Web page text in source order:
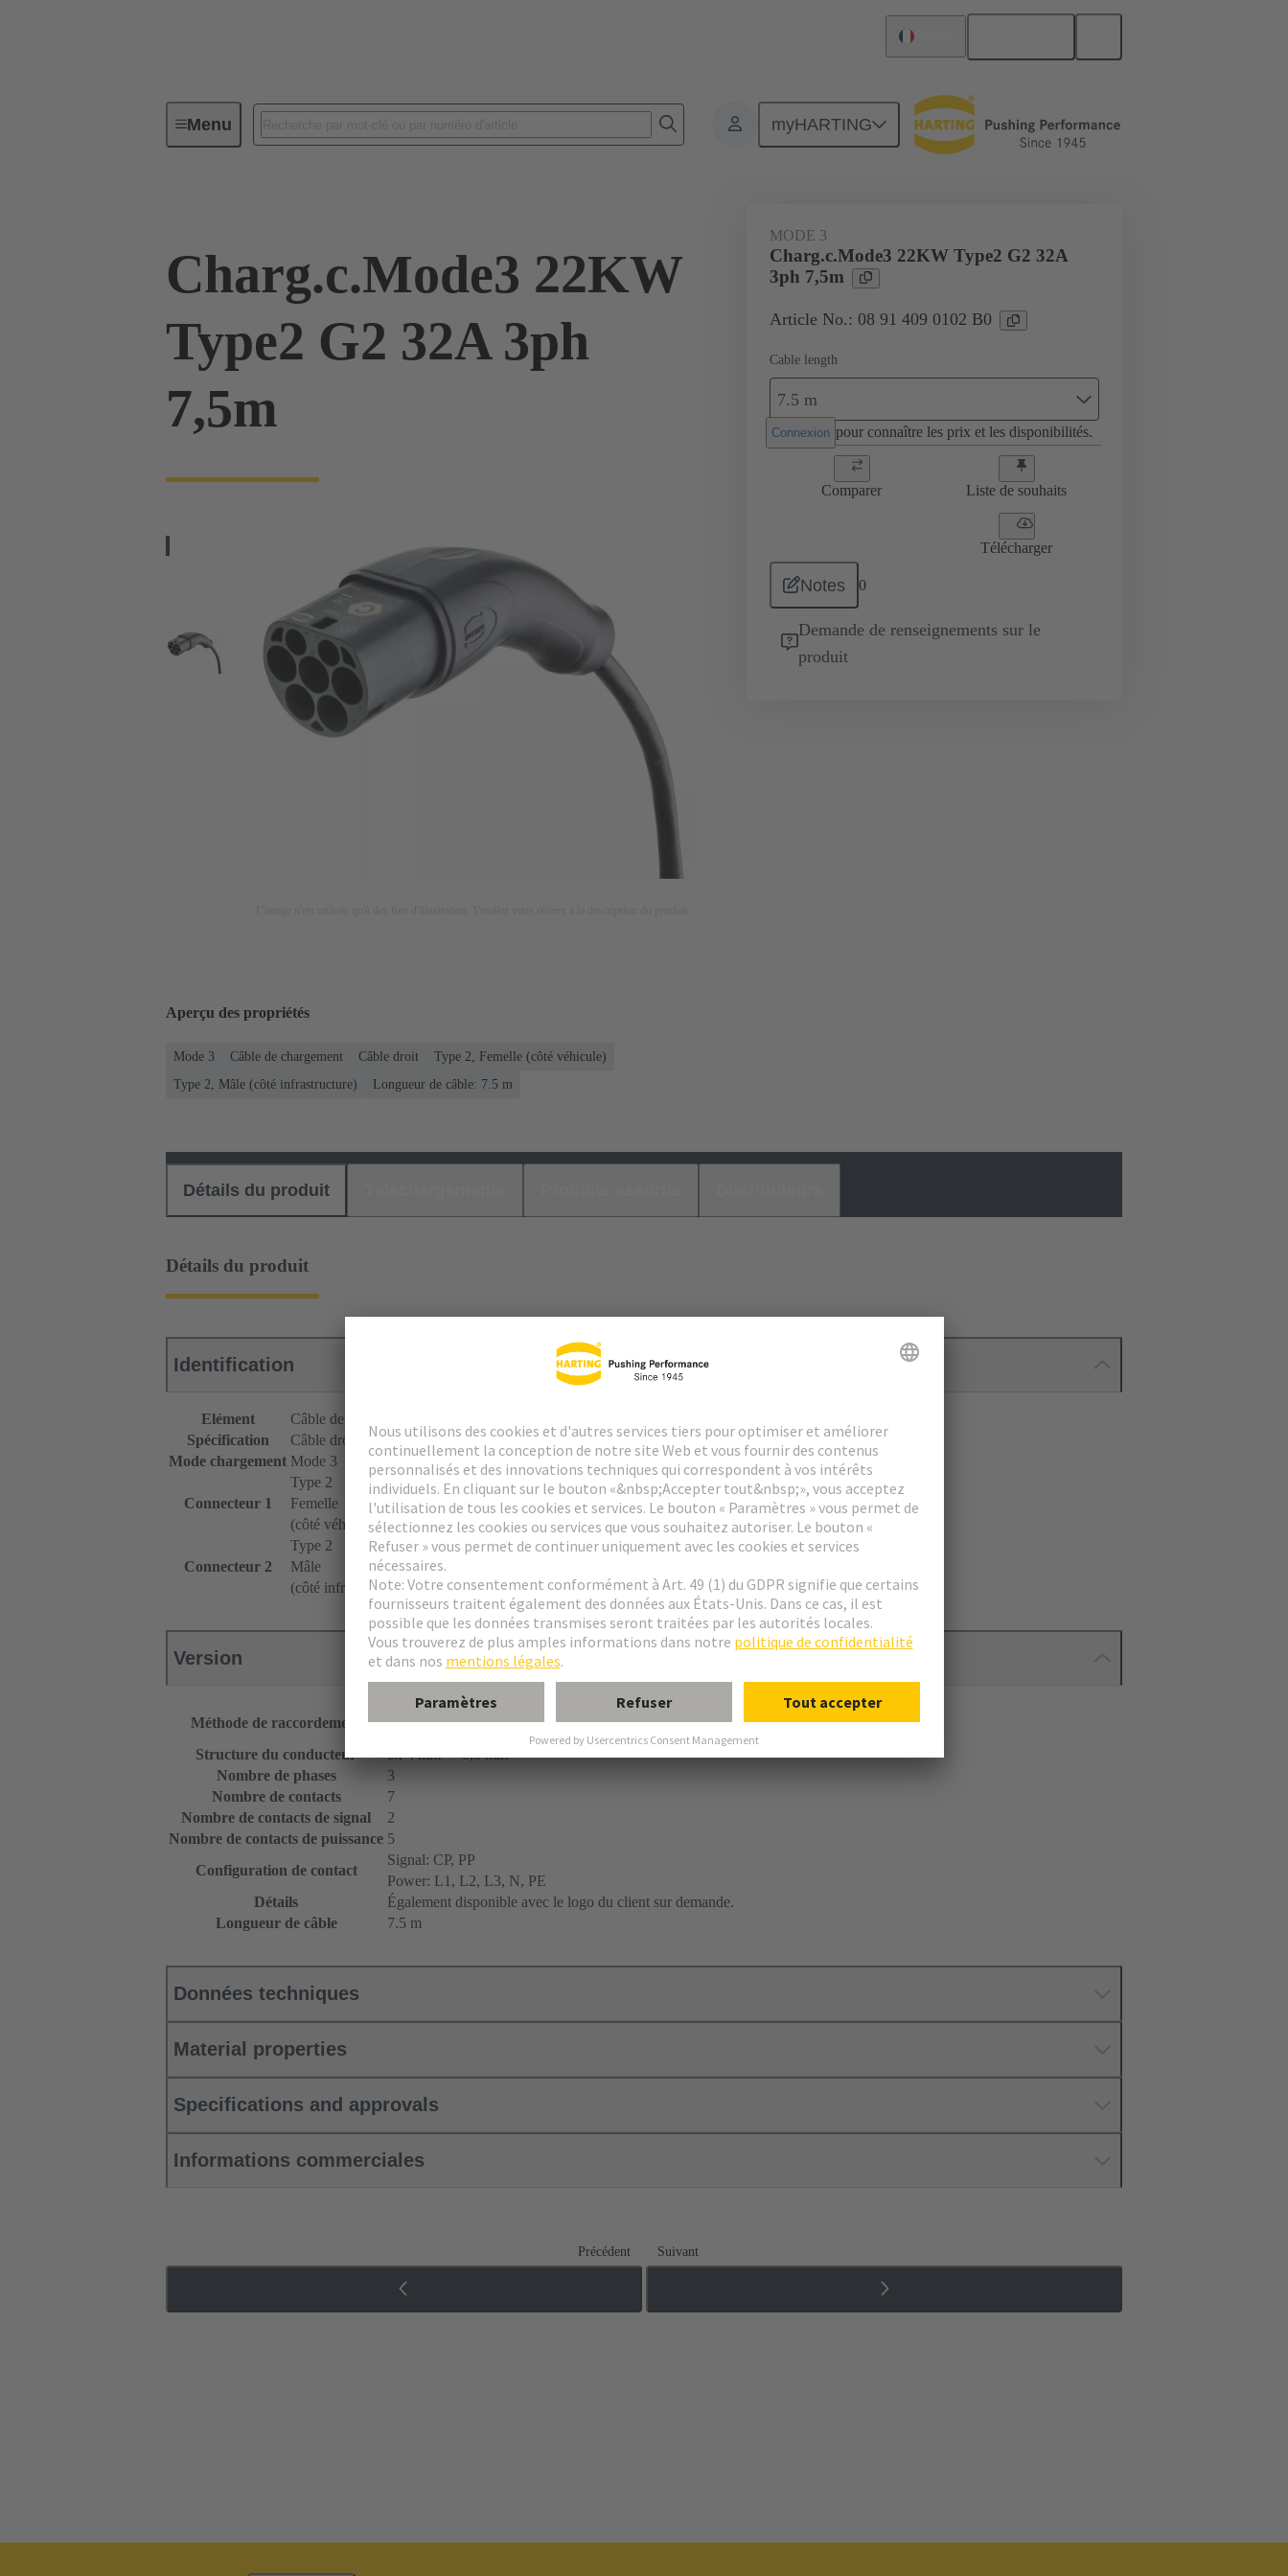
Menu myHARTING
Équipement de chargement pour l'électromobilité Câble de chargement 08 91 409 0102 B0
Charg.c.Mode3 22KW
Type2 G2 32A 3ph
7,5m
MODE 3
Charg.c.Mode3 22KW Type2 G2 32A
3ph 7,5m
Article No.: 08 91 409 0102 B0
Cable length
7.5 m
Connexion pour connaître les prix et les disponibilités.
Comparer Liste de souhaits
Télécharger
Notes 0
Demande de renseignements sur le
produit
Aperçu des propriétés
Mode 3 Câble de chargement Câble droit
Type 2, Femelle (côté véhicule)
Type 2, Mâle (côté infrastructure)
Longueur de câble: 7.5 m
Détails du produit
Détails du produit
Identification
Elément
Câble de chargement
Spécification
Câble droit
Mode chargement Mode 3
Connecteur 1
Type 2
Femelle
(côté véhicule)
Connecteur 2
Type 2
Mâle
(côté infrastructure)
Version
Méthode de raccordement
Raccordement à Sertir
Structure du conducteur
5x 4 mm² + 0,5 mm²
Nombre de phases
3
Nombre de contacts
7
Nombre de contacts de signal
2
Nombre de contacts de puissance 5
Configuration de contact
Signal: CP, PP
Power: L1, L2, L3, N, PE
Détails
Également disponible avec le logo du client sur demande.
Longueur de câble
7.5 m
Données techniques
Material properties
Specifications and approvals
Informations commerciales
Précédent Suivant